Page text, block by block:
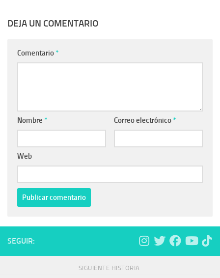
DEJA UN COMENTARIO
Comentario *
Nombre * Correo electrónico *
Web
SEGUIR:
SIGUIENTE HISTORIA